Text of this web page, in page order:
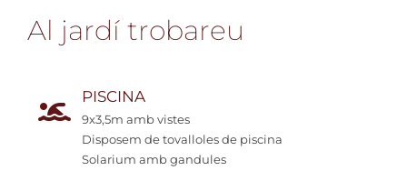
Al jardí trobareu
PISCINA
9x3,5m amb vistes
Disposem de tovalloles de piscina
Solarium amb gandules